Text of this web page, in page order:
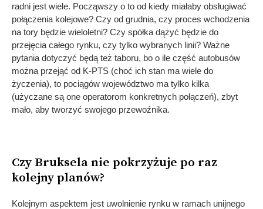
radni jest wiele. Począwszy o to od kiedy miałaby obsługiwać
połączenia kolejowe? Czy od grudnia, czy proces wchodzenia
na tory będzie wieloletni? Czy spółka dążyć będzie do
przejęcia całego rynku, czy tylko wybranych linii? Ważne
pytania dotyczyć będą też taboru, bo o ile część autobusów
można przejąć od K-PTS (choć ich stan ma wiele do
życzenia), to pociągów województwo ma tylko kilka
(użyczane są one operatorom konkretnych połączeń), zbyt
mało, aby tworzyć swojego przewoźnika.
Czy Bruksela nie pokrzyżuje po raz
kolejny planów?
Kolejnym aspektem jest uwolnienie rynku w ramach unijnego